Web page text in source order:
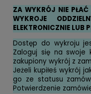
ZA WYKRÓJ NIE
WYKROJE
ELEKTRONICZNIE LUB
Dostęp do wykroju
Zaloguj się na swoje
zakupiony wykrój z
Jeżeli kupiłeś wykrój
go ze statusu
Potwierdzenie